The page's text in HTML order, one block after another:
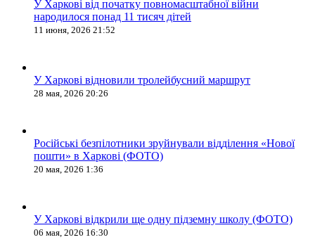
У Харкові від початку повномасштабної війни
народилося понад 11 тисяч дітей
11 июня, 2026 21:52
У Харкові відновили тролейбусний маршрут
28 мая, 2026 20:26
Російські безпілотники зруйнували відділення «Нової
пошти» в Харкові (ФОТО)
20 мая, 2026 1:36
У Харкові відкрили ще одну підземну школу (ФОТО)
06 мая, 2026 16:30